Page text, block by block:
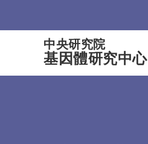
中央研究院
基因體研究中心